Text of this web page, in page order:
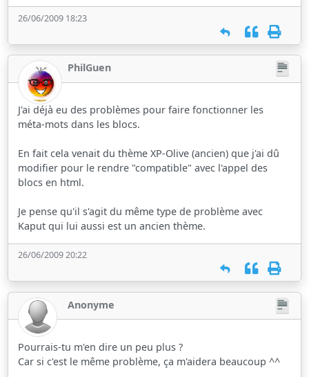
26/06/2009 18:23
PhilGuen
J'ai déjà eu des problèmes pour faire fonctionner les
méta-mots dans les blocs.
En fait cela venait du thème XP-Olive (ancien) que j'ai dû
modifier pour le rendre "compatible" avec l'appel des
blocs en html.
Je pense qu'il s'agit du même type de problème avec
Kaput qui lui aussi est un ancien thème.
26/06/2009 20:22
Anonyme
Pourrais-tu m'en dire un peu plus ?
Car si c'est le même problème, ça m'aidera beaucoup ^^